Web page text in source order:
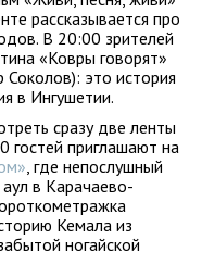
рассказывается про
В 20:00 зрителей
«Ковры говорят»
это история
в Ингушетии.
сразу две ленты
гостей приглашают на
, где непослушный
в Карачаево-
Кемала из
ногайской